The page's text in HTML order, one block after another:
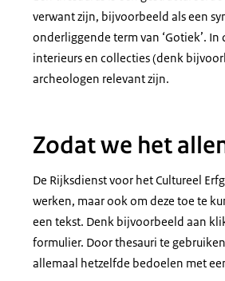
verwant zijn, bijvoorbeeld als een
onderliggende term van ‘Gotiek’. In
interieurs en collecties (denk
archeologen relevant zijn.
Zodat we het
De Rijksdienst voor het Cultureel
werken, maar ook om deze toe te
een tekst. Denk bijvoorbeeld aan
formulier. Door thesauri te
allemaal hetzelfde bedoelen met